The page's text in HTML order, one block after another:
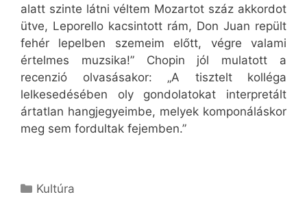
alatt szinte látni véltem Mozartot száz akkordot
ütve, Leporello kacsintott rám, Don Juan repült
fehér lepelben szemeim előtt, végre valami
értelmes muzsika!” Chopin jól mulatott a
recenzió olvasásakor: „A tisztelt kolléga
lelkesedésében oly gondolatokat interpretált
ártatlan hangjegyeimbe, melyek komponáláskor
meg sem fordultak fejemben.”
Kategória
Kultúra